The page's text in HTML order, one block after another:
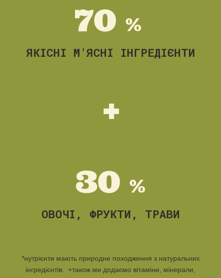
70 %
ЯКІСНІ М’ЯСНІ ІНГРЕДІЄНТИ
+
30 %
ОВОЧІ, ФРУКТИ, ТРАВИ
*нутрієнти мають природне походження з натуральних
інгредієнтів. +також ми додаємо вітаміни, мінерали,